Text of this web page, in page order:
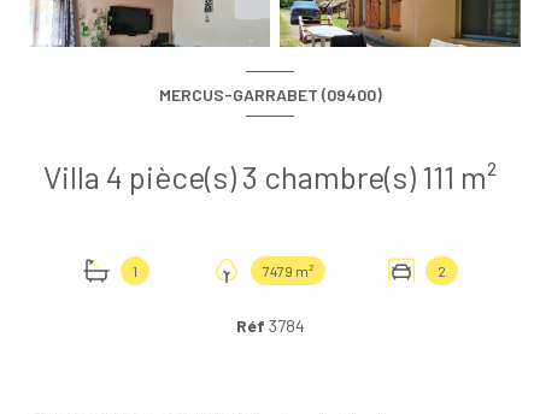
MERCUS-GARRABET (09400)
Villa 4 pièce(s) 3 chambre(s) 111 m²
1 7479 m² 2
Réf 3784